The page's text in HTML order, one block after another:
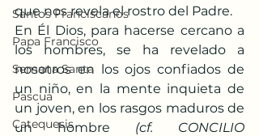
Santos Franciscanos
Papa Francisco
Semana Santa
Pascua
Catequesis
que nos revela el rostro del Padre.
En Él Dios, para hacerse cercano a
los hombres, se ha revelado a
nosotros en los ojos confiados de
un niño, en la mente inquieta de
un joven, en los rasgos maduros de
un hombre (cf. CONCILIO